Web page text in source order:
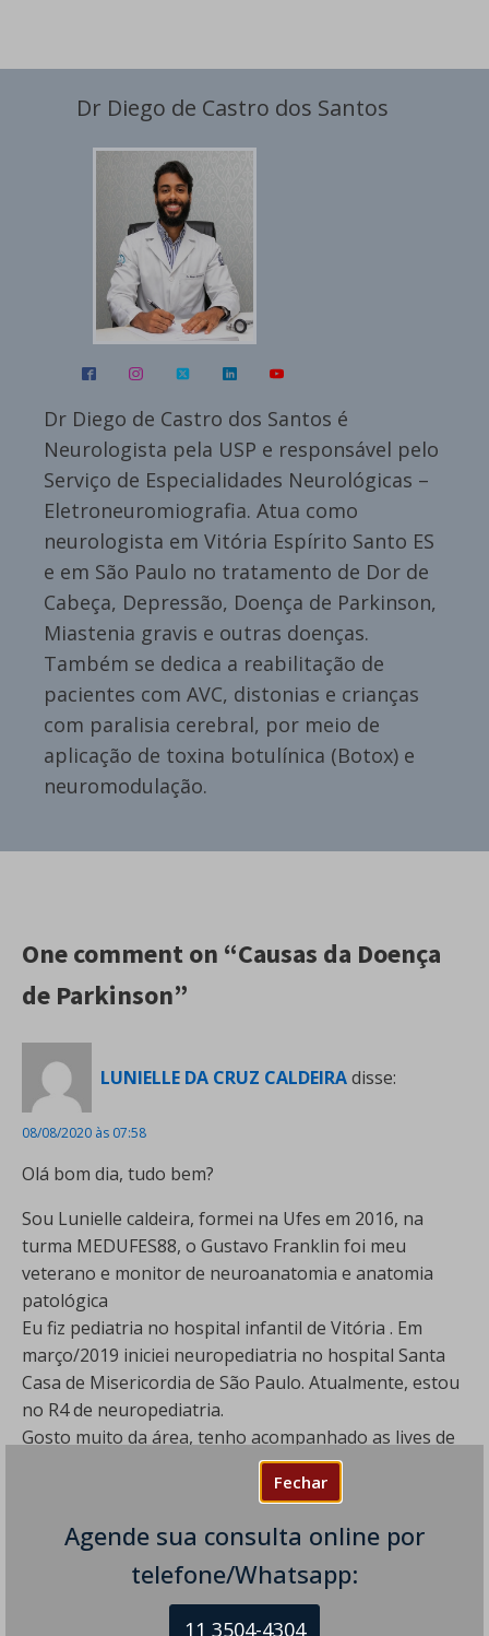
Fechar
Agende sua consulta online por
telefone/Whatsapp:
11 3504-4304
Dr Diego de Castro dos Santos
Dr Diego de Castro dos Santos é
Neurologista pela USP e responsável pelo
Serviço de Especialidades Neurológicas –
Eletroneuromiografia. Atua como
neurologista em Vitória Espírito Santo ES
e em São Paulo no tratamento de Dor de
Cabeça, Depressão, Doença de Parkinson,
Miastenia gravis e outras doenças.
Também se dedica a reabilitação de
pacientes com AVC, distonias e crianças
com paralisia cerebral, por meio de
aplicação de toxina botulínica (Botox) e
neuromodulação.
One comment on “Causas da Doença
de Parkinson”
LUNIELLE DA CRUZ CALDEIRAdisse:
08/08/2020 às 07:58
Olá bom dia, tudo bem?
Sou Lunielle caldeira, formei na Ufes em 2016, na
turma MEDUFES88, o Gustavo Franklin foi meu
veterano e monitor de neuroanatomia e anatomia
patológica
Eu fiz pediatria no hospital infantil de Vitória . Em
março/2019 iniciei neuropediatria no hospital Santa
Casa de Misericordia de São Paulo. Atualmente, estou
no R4 de neuropediatria.
Gosto muito da área, tenho acompanhado as lives de
vocês. Fico orgulhosa de saber que Ufes está tão bem
maneira de conseguir acompanhar o senhor nos
atendimentos. Em fevereiro eu termino a
Neuropediatria, pretendo emendar um fellow. Gosto
da área da neurogenetica ,comportamental e